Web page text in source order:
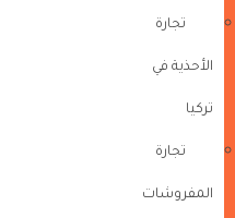
تجارة
الأحذية في
تركيا
تجارة
المفروشات